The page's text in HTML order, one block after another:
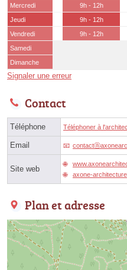
Mercredi
9h - 12h
Jeudi
9h - 12h
Vendredi
9h - 12h
Samedi
Dimanche
Signaler une erreur
Contact
Téléphone Téléphoner à
Email
Site web
axone-
Plan et adresse